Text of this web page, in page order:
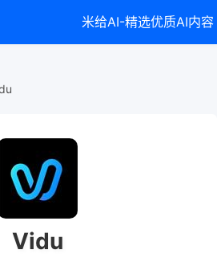
米给AI-精选优质AI内容
Vidu